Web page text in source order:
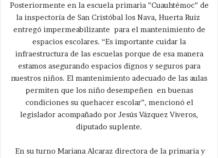
Posteriormente en la escuela primaria ”Cuauhtémoc” de
la inspectoría de San Cristóbal los Nava, Huerta Ruiz
entregó impermeabilizante para el mantenimiento de
espacios escolares. “Es importante cuidar la
infraestructura de las escuelas porque de esa manera
estamos asegurando espacios dignos y seguros para
nuestros niños. El mantenimiento adecuado de las aulas
permiten que los niño desempeñen en buenas
condiciones su quehacer escolar”, mencionó el
legislador acompañado por Jesús Vázquez Viveros,
diputado suplente.
En su turno Mariana Alcaraz directora de la primaria y